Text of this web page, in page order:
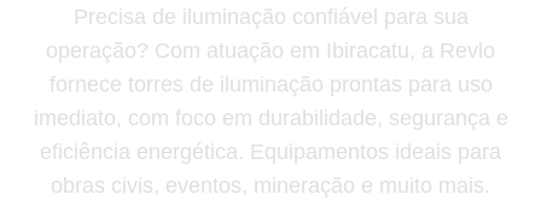
Precisa de iluminação confiável para sua
operação? Com atuação em Ibiracatu, a Revlo
fornece torres de iluminação prontas para uso
imediato, com foco em durabilidade, segurança e
eficiência energética. Equipamentos ideais para
obras civis, eventos, mineração e muito mais.